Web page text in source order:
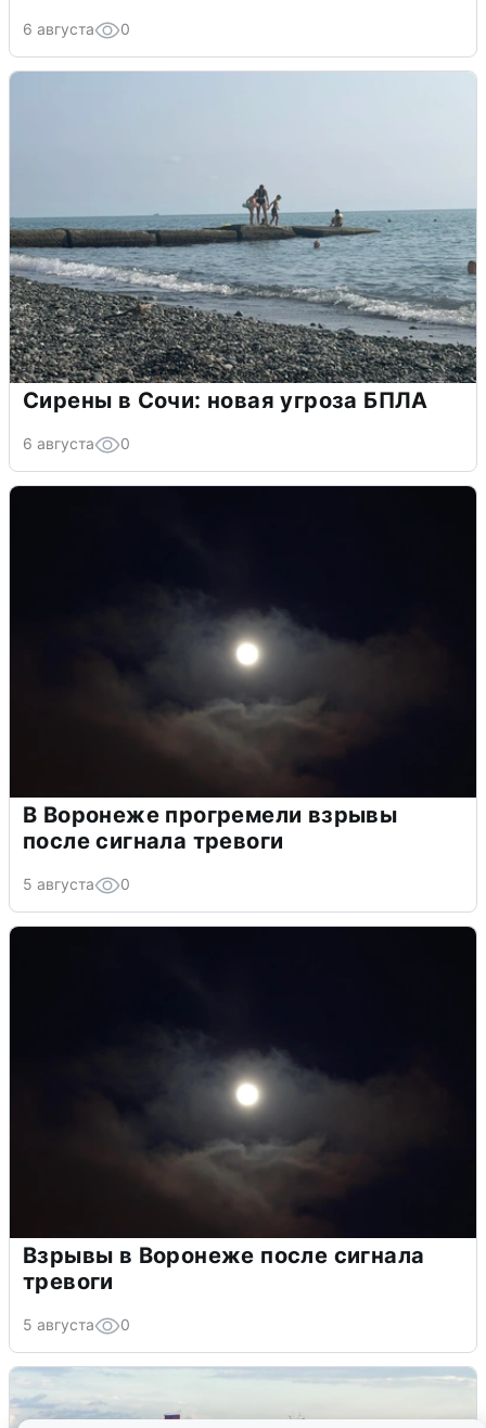
6 августа 0
Сирены в Сочи: новая угроза БПЛА
6 августа 0
В Воронеже прогремели взрывы
после сигнала тревоги
5 августа 0
Взрывы в Воронеже после сигнала
тревоги
5 августа 0